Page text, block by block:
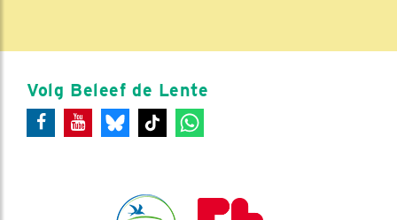
Volg Beleef de Lente